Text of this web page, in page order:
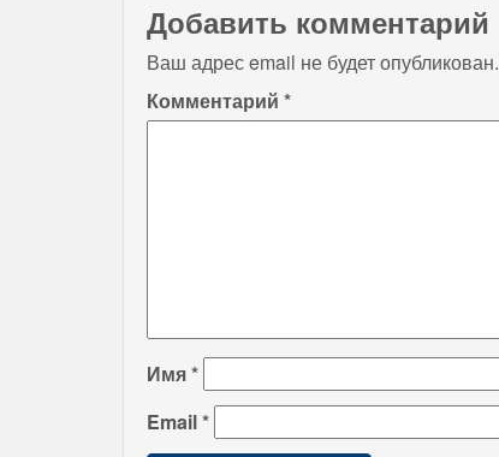
Добавить комментарий
Ваш адрес email не будет опубликован.
Комментарий *
Имя*
Email*